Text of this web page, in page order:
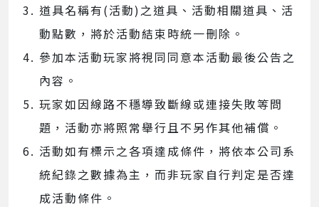
道具名稱有(活動)之道具、活動相關道具、活
動點數，將於活動結束時統一刪除。
參加本活動玩家將視同同意本活動最後公告之
內容。
玩家如因線路不穩導致斷線或連接失敗等問
題，活動亦將照常舉行且不另作其他補償。
活動如有標示之各項達成條件，將依本公司系
統紀錄之數據為主，而非玩家自行判定是否達
成活動條件。